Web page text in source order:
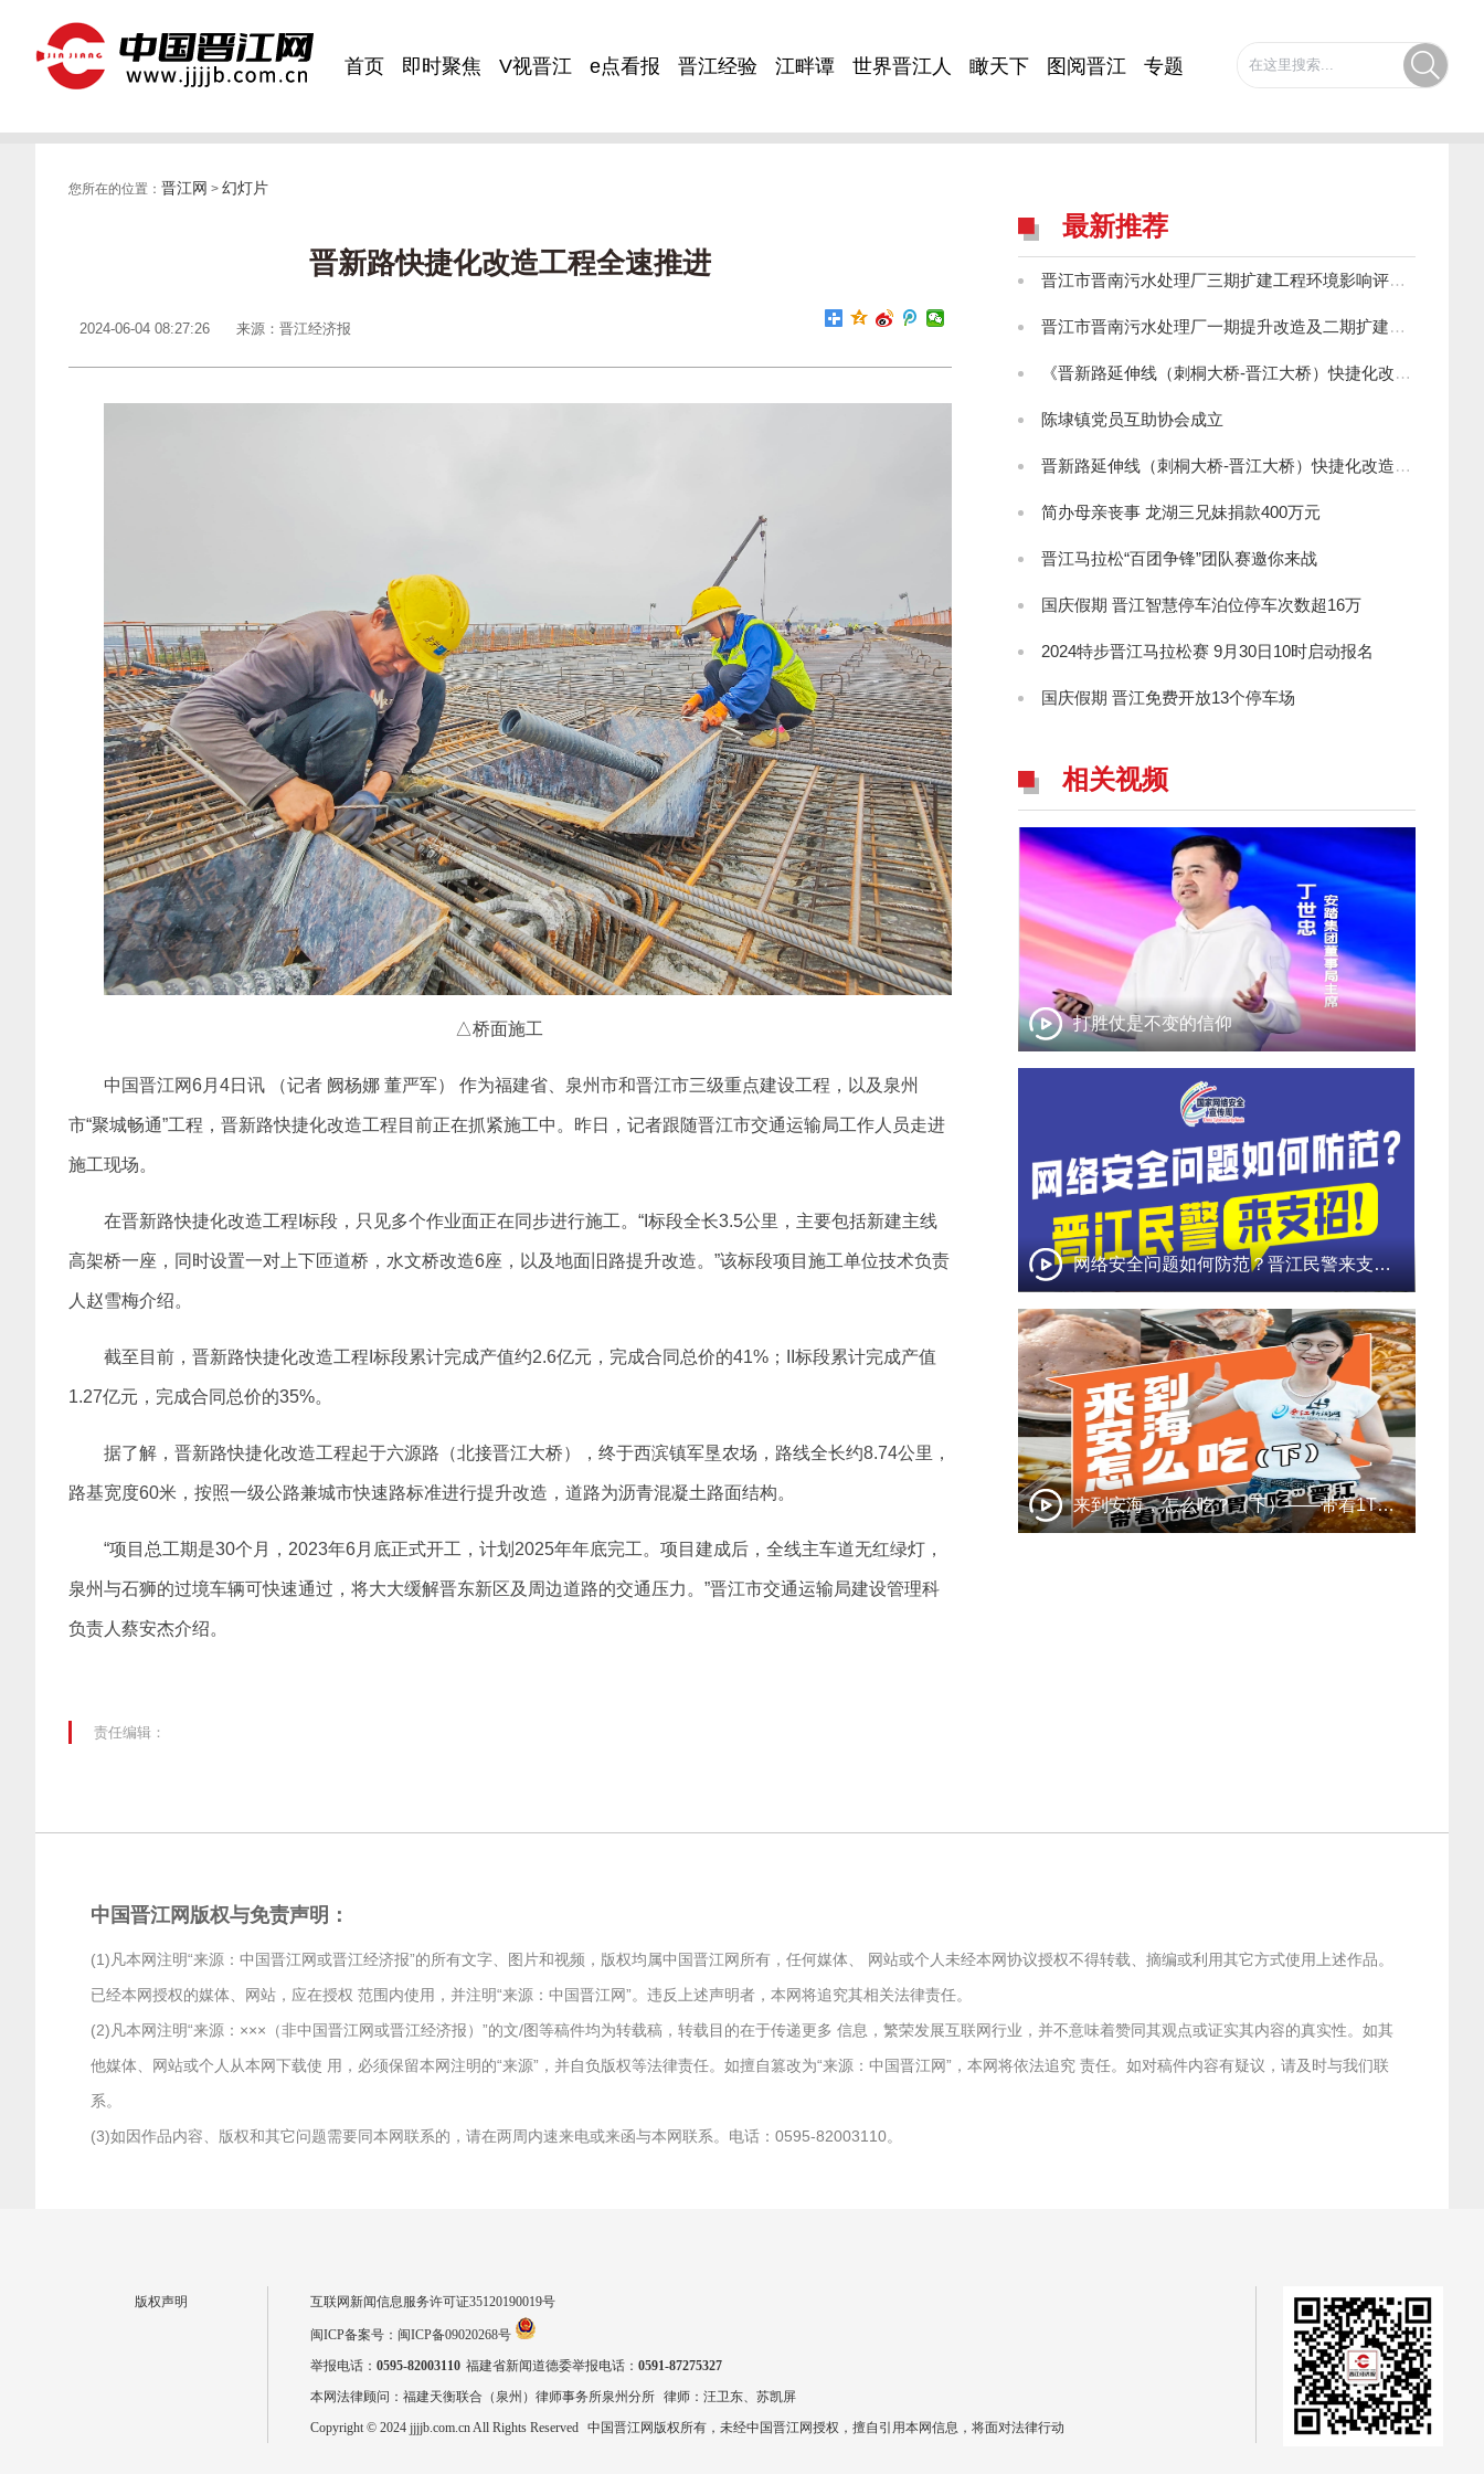
首页 即时聚焦 V视晋江 e点看报 晋江经验 江畔谭 世界晋江人 瞰天下 图阅晋江 专题
您所在的位置： 晋江网 > 幻灯片
晋新路快捷化改造工程全速推进
2024-06-04 08:27:26 来源：晋江经济报
△桥面施工
中国晋江网6月4日讯 （记者 阙杨娜 董严军） 作为福建省、泉州市和晋江市三级重点建设工程，以及泉州
市“聚城畅通”工程，晋新路快捷化改造工程目前正在抓紧施工中。昨日，记者跟随晋江市交通运输局工作人员走进
施工现场。
在晋新路快捷化改造工程I标段，只见多个作业面正在同步进行施工。“I标段全长3.5公里，主要包括新建主线
高架桥一座，同时设置一对上下匝道桥，水文桥改造6座，以及地面旧路提升改造。”该标段项目施工单位技术负责
人赵雪梅介绍。
截至目前，晋新路快捷化改造工程I标段累计完成产值约2.6亿元，完成合同总价的41%；II标段累计完成产值
1.27亿元，完成合同总价的35%。
据了解，晋新路快捷化改造工程起于六源路（北接晋江大桥），终于西滨镇军垦农场，路线全长约8.74公里，
路基宽度60米，按照一级公路兼城市快速路标准进行提升改造，道路为沥青混凝土路面结构。
“项目总工期是30个月，2023年6月底正式开工，计划2025年年底完工。项目建成后，全线主车道无红绿灯，
泉州与石狮的过境车辆可快速通过，将大大缓解晋东新区及周边道路的交通压力。”晋江市交通运输局建设管理科
负责人蔡安杰介绍。
责任编辑：
最新推荐
晋江市晋南污水处理厂三期扩建工程环境影响评价第一次公示
晋江市晋南污水处理厂一期提升改造及二期扩建工程环境影响评价第一次公示
《晋新路延伸线（刺桐大桥-晋江大桥）快捷化改造工程环境影响报告书》征求意见稿公示
陈埭镇党员互助协会成立
晋新路延伸线（刺桐大桥-晋江大桥）快捷化改造工程环境影响评价第一次信息公示
简办母亲丧事 龙湖三兄妹捐款400万元
晋江马拉松“百团争锋”团队赛邀你来战
国庆假期 晋江智慧停车泊位停车次数超16万
2024特步晋江马拉松赛 9月30日10时启动报名
国庆假期 晋江免费开放13个停车场
相关视频
打胜仗是不变的信仰
网络安全问题如何防范？晋江民警来支招！
来到安海，怎么吃？（下）——带着1TB的胃“吃”晋江
中国晋江网版权与免责声明：
(1)凡本网注明“来源：中国晋江网或晋江经济报”的所有文字、图片和视频，版权均属中国晋江网所有，任何媒体、 网站或个人未经本网协议授权不得转载、摘编或利用其它方式使用上述作品。
已经本网授权的媒体、网站，应在授权 范围内使用，并注明“来源：中国晋江网”。违反上述声明者，本网将追究其相关法律责任。
(2)凡本网注明“来源：×××（非中国晋江网或晋江经济报）”的文/图等稿件均为转载稿，转载目的在于传递更多 信息，繁荣发展互联网行业，并不意味着赞同其观点或证实其内容的真实性。如其
他媒体、网站或个人从本网下载使 用，必须保留本网注明的“来源”，并自负版权等法律责任。如擅自篡改为“来源：中国晋江网”，本网将依法追究 责任。如对稿件内容有疑议，请及时与我们联
系。
(3)如因作品内容、版权和其它问题需要同本网联系的，请在两周内速来电或来函与本网联系。电话：0595-82003110。
版权声明 互联网新闻信息服务许可证35120190019号
闽ICP备案号：闽ICP备09020268号
举报电话：0595-82003110 福建省新闻道德委举报电话：0591-87275327
本网法律顾问：福建天衡联合（泉州）律师事务所泉州分所 律师：汪卫东、苏凯屏
Copyright © 2024 jjjjb.com.cn All Rights Reserved 中国晋江网版权所有，未经中国晋江网授权，擅自引用本网信息，将面对法律行动